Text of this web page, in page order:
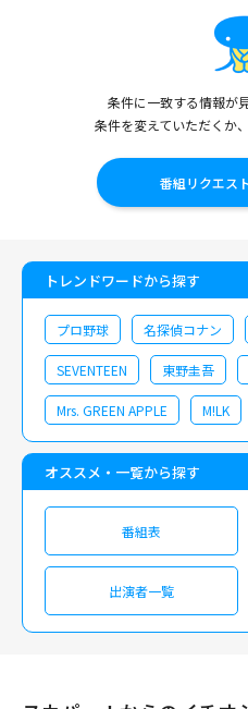
条件に一致する情報が
条件を変えていただくか
番組リクエス
トレンドワードから探す
プロ野球 名探偵コナン
SEVENTEEN 東野圭吾
Mrs. GREEN APPLE M!LK
オススメ・一覧から探す
番組表
出演者一覧